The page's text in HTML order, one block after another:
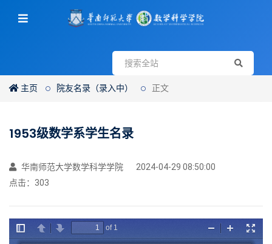
主页 院友名录（录入中） 正文
1953级数学系学生名录
华南师范大学数学科学学院
2024-04-29 08:50:00
点击： 303